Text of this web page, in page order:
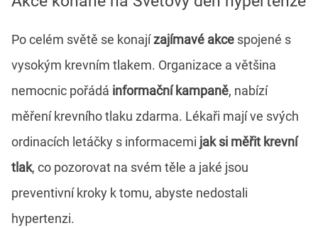
Po celém světě se konajízajímavé akce spojené s
vysokým krevním tlakem. Organizace a většina
nemocnic pořádá informační kampaně, nabízí
měření krevního tlaku zdarma. Lékaři mají ve svých
ordinacích letáčky s informacemi jak si měřit krevní
tlak, co pozorovat na svém těle a jaké jsou
preventivní kroky k tomu, abyste nedostali
hypertenzi.